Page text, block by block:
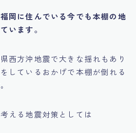
岡に住んでいる今でも本棚の地
います。
西方沖地震で大きな揺れもあり
しているおかげで本棚が倒れる
える地震対策としては